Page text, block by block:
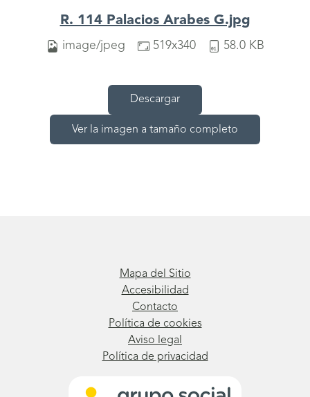
R. 114 Palacios Arabes G.jpg
image/jpeg 519x340 58.0 KB
Descargar
Ver la imagen a tamaño completo
Mapa del Sitio
Accesibilidad
Contacto
Política de cookies
Aviso legal
Política de privacidad